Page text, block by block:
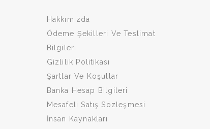
Hakkımızda
Ödeme Şekilleri Ve Teslimat
Bilgileri
Gizlilik Politikası
Şartlar Ve Koşullar
Banka Hesap Bilgileri
Mesafeli Satış Sözleşmesi
İnsan Kaynakları